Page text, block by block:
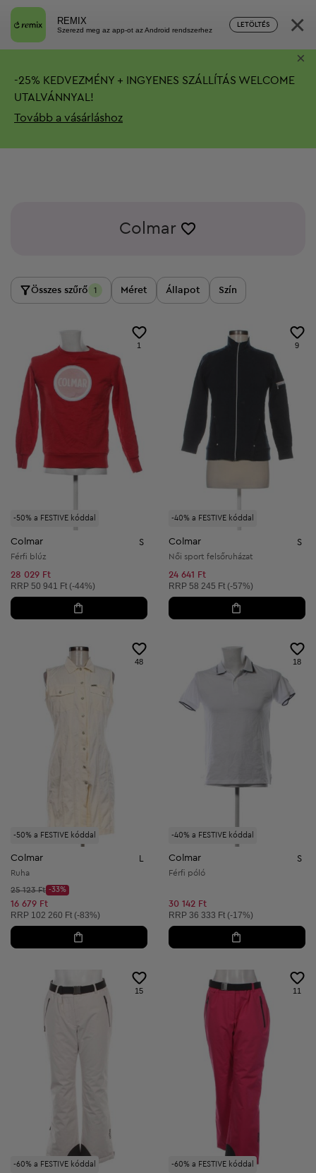
REMIX
Szerezd meg az app-ot az Android rendszerhez
LETÖLTÉS ×
-25% KEDVEZMÉNY + INGYENES SZÁLLÍTÁS WELCOME
UTALVÁNNYAL!
Tovább a vásárláshoz
×
Colmar
Összes szűrő 1 Méret Állapot Szín
-50% a FESTIVE kóddal
1
Colmar S
Férfi blúz
28 029 Ft
Ajánlott ár:
RRP 50 941 Ft (-44%)
-40% a FESTIVE kóddal
9
Colmar S
Női sport felsőruházat
24 641 Ft
Ajánlott ár:
RRP 58 245 Ft (-57%)
-50% a FESTIVE kóddal
48
Colmar
Ruha
Kezdő ár:
25 123 Ft
Discount Price:
-33%
Csökkentett ár:
16 679 Ft
Ajánlott ár:
RRP 102 260 Ft (-83%)
-40% a FESTIVE kóddal
18
Colmar S
Férfi póló
30 142 Ft
Ajánlott ár:
RRP 36 333 Ft (-17%)
-60% a FESTIVE kóddal
15
-60% a FESTIVE kóddal
11